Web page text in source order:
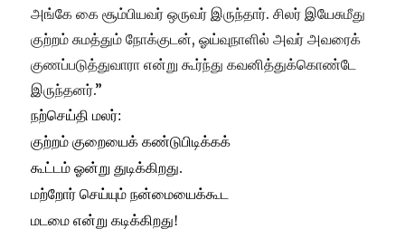
அங்கே கை சூம்பியவர் ஒருவர் இருந்தார். சிலர் இயேசுமீது
குற்றம் சுமத்தும் நோக்குடன், ஓய்வுநாளில் அவர் அவரைக்
குணப்படுத்துவாரா என்று கூர்ந்து கவனித்துக்கொண்டே
இருந்தனர்.”
நற்செய்தி மலர்:
குற்றம் குறையைக் கண்டுபிடிக்கக்
கூட்டம் ஓன்று துடிக்கிறது.
மற்றோர் செய்யும் நன்மையைக்கூட
மடமை என்று கடிக்கிறது!